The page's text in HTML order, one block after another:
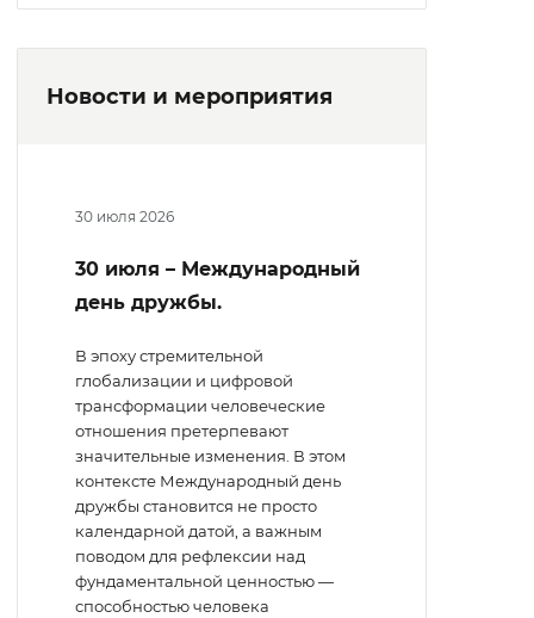
Новости и мероприятия
30 июля 2026
30 июля – Международный
день дружбы.
В эпоху стремительной
глобализации и цифровой
трансформации человеческие
отношения претерпевают
значительные изменения. В этом
контексте Международный день
дружбы становится не просто
календарной датой, а важным
поводом для рефлексии над
фундаментальной ценностью —
способностью человека